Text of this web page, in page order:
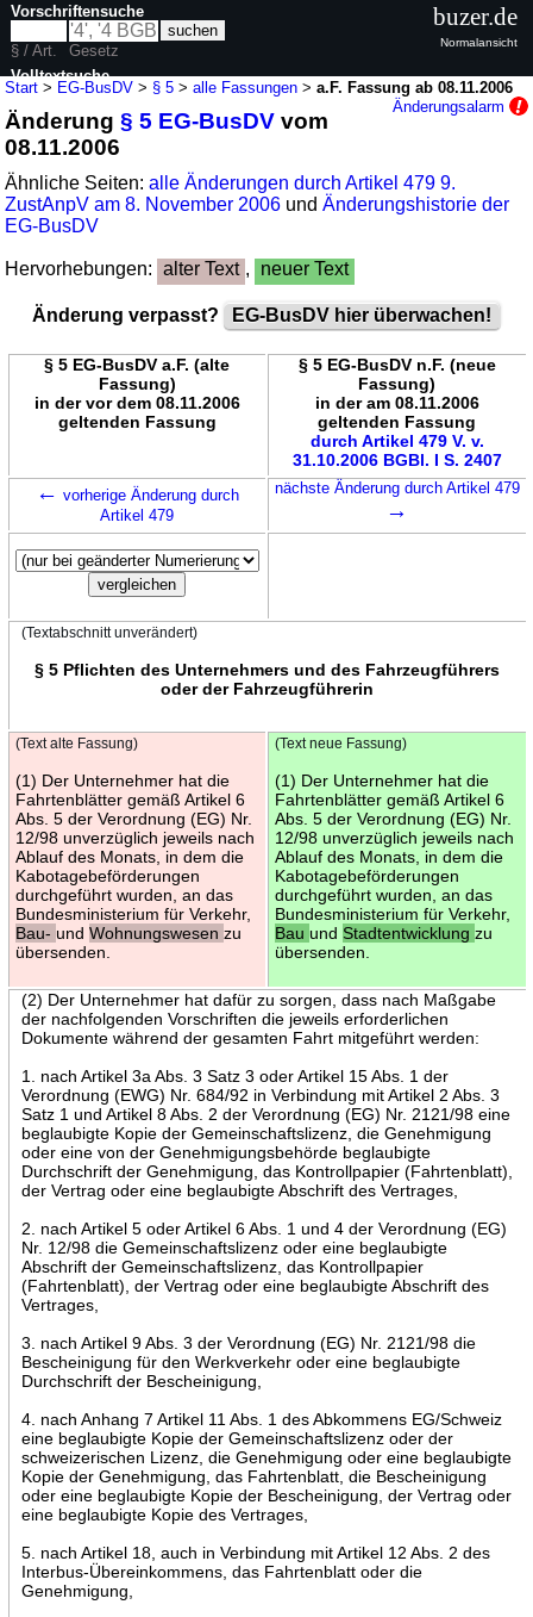
Start > EG-BusDV > § 5 >alle Fassungen >a.F. Fassung ab 08.11.2006
Änderungsalarm
Änderung§ 5 EG-BusDV vom
08.11.2006
Ähnliche Seiten:alle Änderungen durch Artikel 479 9.
ZustAnpV am 8. November 2006 undÄnderungshistorie der
EG-BusDV
Hervorhebungen: alter Text , neuer Text
Änderung verpasst? EG-BusDV hier überwachen!
§ 5 EG-BusDV a.F. (alte
Fassung)
in der vor dem 08.11.2006
geltenden Fassung
§ 5 EG-BusDV n.F. (neue
Fassung)
in der am 08.11.2006
geltenden Fassung
durch Artikel 479 V. v.
31.10.2006 BGBl. I S. 2407
← vorherige Änderung durch
Artikel 479
nächste Änderung durch Artikel 479
→
(Textabschnitt unverändert)
§ 5 Pflichten des Unternehmers und des Fahrzeugführers
oder der Fahrzeugführerin
(Text alte Fassung)
(1) Der Unternehmer hat die
Fahrtenblätter gemäß Artikel 6
Abs. 5 der Verordnung (EG) Nr.
12/98 unverzüglich jeweils nach
Ablauf des Monats, in dem die
Kabotagebeförderungen
durchgeführt wurden, an das
Bundesministerium für Verkehr,
Bau- und Wohnungswesen zu
übersenden.
(Text neue Fassung)
(1) Der Unternehmer hat die
Fahrtenblätter gemäß Artikel 6
Abs. 5 der Verordnung (EG) Nr.
12/98 unverzüglich jeweils nach
Ablauf des Monats, in dem die
Kabotagebeförderungen
durchgeführt wurden, an das
Bundesministerium für Verkehr,
Bau und Stadtentwicklung zu
übersenden.
(2) Der Unternehmer hat dafür zu sorgen, dass nach Maßgabe
der nachfolgenden Vorschriften die jeweils erforderlichen
Dokumente während der gesamten Fahrt mitgeführt werden:
1. nach Artikel 3a Abs. 3 Satz 3 oder Artikel 15 Abs. 1 der
Verordnung (EWG) Nr. 684/92 in Verbindung mit Artikel 2 Abs. 3
Satz 1 und Artikel 8 Abs. 2 der Verordnung (EG) Nr. 2121/98 eine
beglaubigte Kopie der Gemeinschaftslizenz, die Genehmigung
oder eine von der Genehmigungsbehörde beglaubigte
Durchschrift der Genehmigung, das Kontrollpapier (Fahrtenblatt),
der Vertrag oder eine beglaubigte Abschrift des Vertrages,
2. nach Artikel 5 oder Artikel 6 Abs. 1 und 4 der Verordnung (EG)
Nr. 12/98 die Gemeinschaftslizenz oder eine beglaubigte
Abschrift der Gemeinschaftslizenz, das Kontrollpapier
(Fahrtenblatt), der Vertrag oder eine beglaubigte Abschrift des
Vertrages,
3. nach Artikel 9 Abs. 3 der Verordnung (EG) Nr. 2121/98 die
Bescheinigung für den Werkverkehr oder eine beglaubigte
Durchschrift der Bescheinigung,
4. nach Anhang 7 Artikel 11 Abs. 1 des Abkommens EG/Schweiz
eine beglaubigte Kopie der Gemeinschaftslizenz oder der
schweizerischen Lizenz, die Genehmigung oder eine beglaubigte
Kopie der Genehmigung, das Fahrtenblatt, die Bescheinigung
oder eine beglaubigte Kopie der Bescheinigung, der Vertrag oder
eine beglaubigte Kopie des Vertrages,
5. nach Artikel 18, auch in Verbindung mit Artikel 12 Abs. 2 des
Interbus-Übereinkommens, das Fahrtenblatt oder die
Genehmigung,
Vorschriftensuche
§ / Art.
Gesetz
Volltextsuche
nur in EG-BusDV
buzer.de
Normalansicht